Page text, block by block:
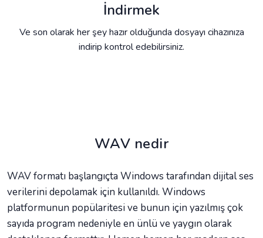
İndirmek
Ve son olarak her şey hazır olduğunda dosyayı cihazınıza
indirip kontrol edebilirsiniz.
WAV nedir
WAV formatı başlangıçta Windows tarafından dijital ses
verilerini depolamak için kullanıldı. Windows
platformunun popülaritesi ve bunun için yazılmış çok
sayıda program nedeniyle en ünlü ve yaygın olarak